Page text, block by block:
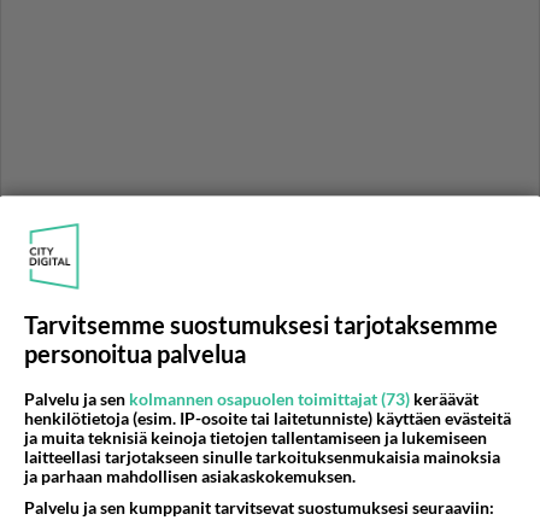
Katso lisää ohjelma-aikojaTelsu.fi
K. Kurki
Asiasanat: Rocky Rocky Balboa Sylvester Stallone
Tarvitsemme suostumuksesi tarjotaksemme
personoitua palvelua
Palvelu ja sen kolmannen osapuolen toimittajat (73) keräävät
henkilötietoja (esim. IP-osoite tai laitetunniste) käyttäen evästeitä
ja muita teknisiä keinoja tietojen tallentamiseen ja lukemiseen
laitteellasi tarjotakseen sinulle tarkoituksenmukaisia mainoksia
ja parhaan mahdollisen asiakaskokemuksen.
Palvelu ja sen kumppanit tarvitsevat suostumuksesi seuraaviin: